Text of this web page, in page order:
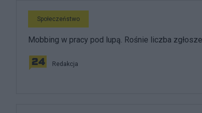
Społeczeństwo
Mobbing w pracy pod lupą. Rośnie liczba
Redakcja